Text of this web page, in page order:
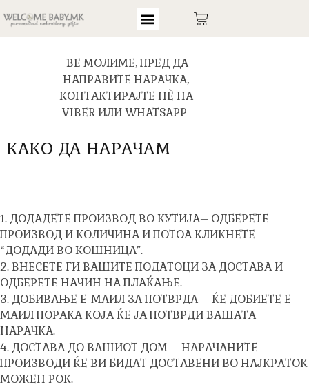
ВЕ МОЛИМЕ, ПРЕД ДА
НАПРАВИТЕ НАРАЧКА,
КОНТАКТИРАЈТЕ НЀ НА
VIBER ИЛИ WHATSAPP
КАКО ДА НАРАЧАМ
1. ДОДАДЕТЕ ПРОИЗВОД ВО КУТИЈА– ОДБЕРЕТЕ
ПРОИЗВОД И КОЛИЧИНА И ПОТОА КЛИКНЕТЕ
“ДОДАДИ ВО КОШНИЦА”.
2. ВНЕСЕТЕ ГИ ВАШИТЕ ПОДАТОЦИ ЗА ДОСТАВА И
ОДБЕРЕТЕ НАЧИН НА ПЛАЌАЊЕ.
3. ДОБИВАЊЕ Е-МАИЛ ЗА ПОТВРДА – ЌЕ ДОБИЕТЕ Е-
МАИЛ ПОРАКА КОЈА ЌЕ ЈА ПОТВРДИ ВАШАТА
НАРАЧКА.
4. ДОСТАВА ДО ВАШИОТ ДОМ – НАРАЧАНИТЕ
ПРОИЗВОДИ ЌЕ ВИ БИДАТ ДОСТАВЕНИ ВО НАЈКРАТОК
МОЖЕН РОК.